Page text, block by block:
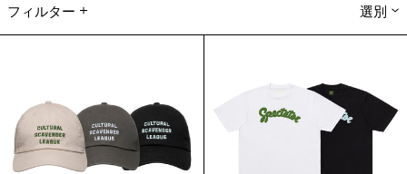
フィルター
選別
SCAVENGER
LEAGUE'
BASEBALL
CAP
'OLD
LOGO'
TEE